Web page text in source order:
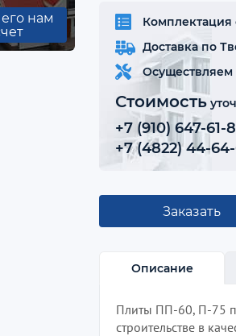
Комплектация
Доставка по
Стоимость
+7 (910) 647-61-
+7 (4822) 44-
Заказать
Описание
Плиты ПП-60, П-75
строительстве в
нам